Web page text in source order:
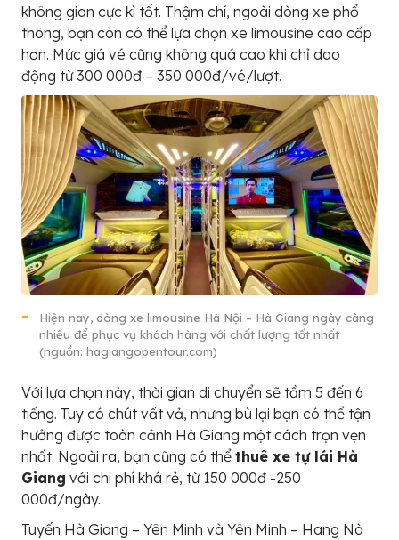
không gian cực kì tốt. Thậm chí, ngoài dòng xe phổ
thông, bạn còn có thể lựa chọn xe limousine cao cấp
hơn. Mức giá vé cũng không quá cao khi chỉ dao
động từ 300 000đ – 350 000đ/vé/lượt.
Hiện nay, dòng xe limousine Hà Nội – Hà Giang ngày càng
nhiều để phục vụ khách hàng với chất lượng tốt nhất
(nguồn: hagiangopentour.com)
Với lựa chọn này, thời gian di chuyển sẽ tầm 5 đến 6
tiếng. Tuy có chút vất vả, nhưng bù lại bạn có thể tận
hưởng được toàn cảnh Hà Giang một cách trọn vẹn
nhất. Ngoài ra, bạn cũng có thể thuê xe tự lái Hà
Giang với chi phí khá rẻ, từ 150 000đ -250
000đ/ngày.
Tuyến Hà Giang – Yên Minh và Yên Minh – Hang Nà